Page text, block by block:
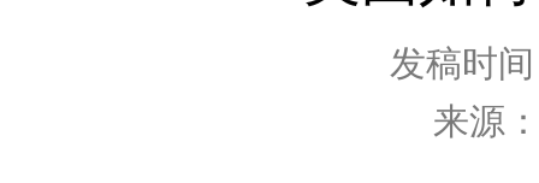
发稿时
来源